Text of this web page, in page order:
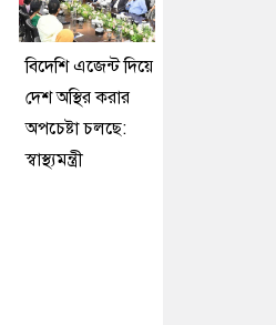
বিদেশি এজেন্ট দিয়ে
দেশ অস্থির করার
অপচেষ্টা চলছে:
স্বাস্থ্যমন্ত্রী